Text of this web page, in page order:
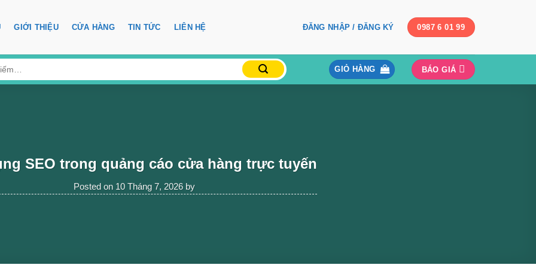
GIỚI THIỆU CỬA HÀNG TIN TỨC LIÊN HỆ ĐĂNG NHẬP / ĐĂNG KÝ 0987 6 01 99
GIỎ HÀNG BÁO GIÁ
SEO trong quảng cáo cửa hàng trực tuyến
Posted on 10 Tháng 7, 2026by